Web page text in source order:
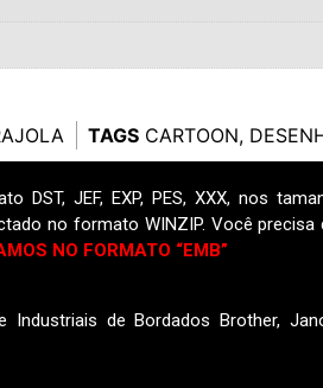
TAGS CARTOON,
DST, JEF, EXP, PES, XXX, nos
no formato WINZIP. Você
NO FORMATO “EMB”
Industriais de Bordados Brother,